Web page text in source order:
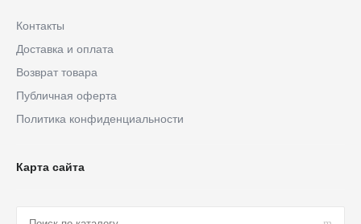
Контакты
Доставка и оплата
Возврат товара
Публичная оферта
Политика конфиденциальности
Карта сайта